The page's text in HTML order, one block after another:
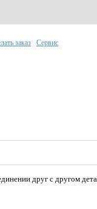
друг с другом
заказ Сервис